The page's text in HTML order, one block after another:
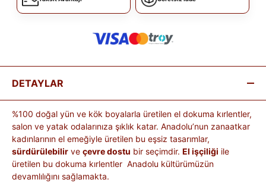
DETAYLAR
%100 doğal yün ve kök boyalarla üretilen el dokuma kırlentler,
salon ve yatak odalarınıza şıklık katar. Anadolu’nun zanaatkar
kadınlarının el emeğiyle üretilen bu eşsiz tasarımlar,
sürdürülebilir ve çevre dostu bir seçimdir. El işçiliği ile
üretilen bu dokuma kırlentler Anadolu kültürümüzün
devamlılığını sağlamakta.